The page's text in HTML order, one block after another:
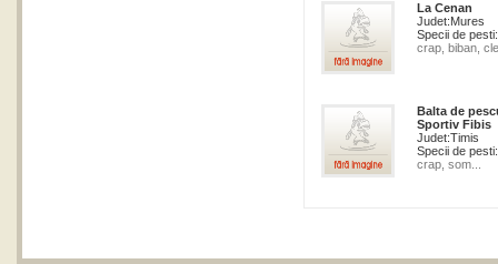
La Cenan
Judet:Mures
Specii de pesti:
crap, biban,
Balta de
Sportiv Fibis
Judet:Timis
Specii de pesti:
crap, som...